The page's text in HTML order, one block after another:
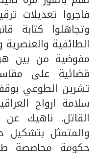
فاجروا تعديلات
وتجاهلوا كتابة
الطائفية
مفوضية من بين
قضائية على
تشرين الطوعي
سلامة ارواح
القاتل. ناهيك
والمتمثل بتشكيل
حكومة محاصصة